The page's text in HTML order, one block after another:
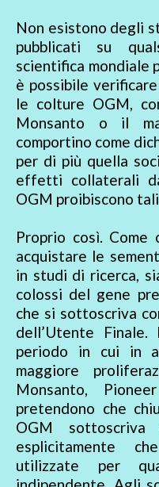
Non esistono degli
pubblicati su
scientifica mondiale
è possibile
le colture OGM,
Monsanto o il
comportino come
per di più quella
effetti collaterali
OGM proibiscono
Proprio così. Come
acquistare le
in studi di ricerca,
colossi del gene
che si sottoscriva
dell’Utente
periodo in cui in
maggiore
Monsanto,
pretendono che
OGM
esplicitamente
utilizzate per